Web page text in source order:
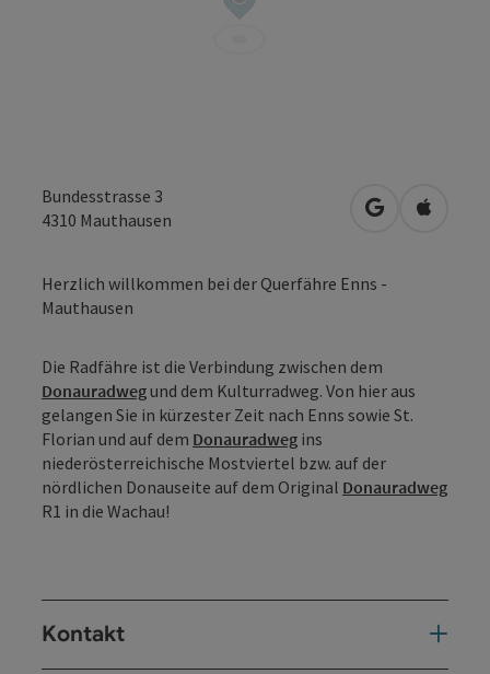
Bundesstrasse 3
4310 Mauthausen in Google
in
Herzlich willkommen bei der Querfähre Enns -
Mauthausen
Die Radfähre ist die Verbindung zwischen dem
Donauradwegund dem Kulturradweg. Von hier aus
gelangen Sie in kürzester Zeit nach Enns sowie St.
Florian und auf dem Donauradweg ins
niederösterreichische Mostviertel bzw. auf der
nördlichen Donauseite auf dem Original Donauradweg
R1 in die Wachau!
Kontakt